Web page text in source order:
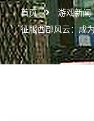
首页
游戏新闻
征服西部风云：成